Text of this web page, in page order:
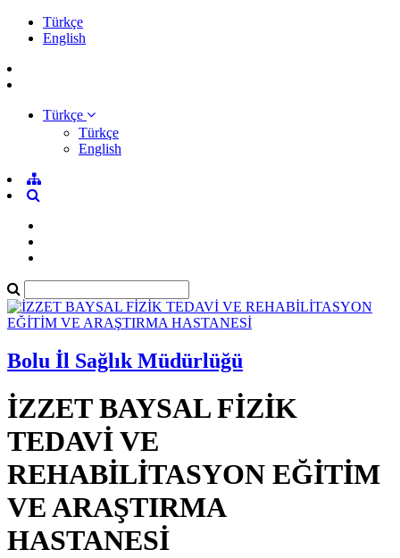
Türkçe
English
Türkçe
Türkçe
English
Bolu İl Sağlık Müdürlüğü
İZZET BAYSAL FİZİK
TEDAVİ VE
REHABİLİTASYON EĞİTİM
VE ARAŞTIRMA
HASTANESİ